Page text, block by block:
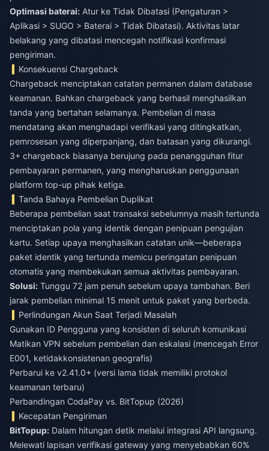
Optimasi baterai: Atur ke Tidak Dibatasi (Pengaturan >
Aplikasi > SUGO > Baterai > Tidak Dibatasi). Aktivitas latar
belakang yang dibatasi mencegah notifikasi konfirmasi
pengiriman.
Konsekuensi Chargeback
Chargeback menciptakan catatan permanen dalam database
keamanan. Bahkan chargeback yang berhasil menghasilkan
tanda yang bertahan selamanya. Pembelian di masa
mendatang akan menghadapi verifikasi yang ditingkatkan,
pemrosesan yang diperpanjang, dan batasan yang dikurangi.
3+ chargeback biasanya berujung pada penangguhan fitur
pembayaran permanen, yang mengharuskan penggunaan
platform top-up pihak ketiga.
Tanda Bahaya Pembelian Duplikat
Beberapa pembelian saat transaksi sebelumnya masih tertunda
menciptakan pola yang identik dengan penipuan pengujian
kartu. Setiap upaya menghasilkan catatan unik—beberapa
paket identik yang tertunda memicu peringatan penipuan
otomatis yang membekukan semua aktivitas pembayaran.
Solusi: Tunggu 72 jam penuh sebelum upaya tambahan. Beri
jarak pembelian minimal 15 menit untuk paket yang berbeda.
Perlindungan Akun Saat Terjadi Masalah
Gunakan ID Pengguna yang konsisten di seluruh komunikasi
Matikan VPN sebelum pembelian dan eskalasi (mencegah Error
E001, ketidakkonsistenan geografis)
Perbarui ke v2.41.0+ (versi lama tidak memiliki protokol
keamanan terbaru)
Perbandingan CodaPay vs. BitTopup (2026)
Kecepatan Pengiriman
BitTopup: Dalam hitungan detik melalui integrasi API langsung.
Melewati lapisan verifikasi gateway yang menyebabkan 60%